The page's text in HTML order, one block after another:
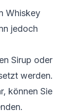
Whiskey
jedoch
Sirup oder
werden.
können Sie